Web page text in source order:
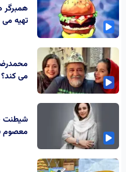
تهیه
می کند؟
شیطنت
معصوم